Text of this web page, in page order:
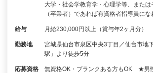
大学・社会学教育学・心理学等、また
（卒業者）であれば有資格者指導員に
給与 月給230,000円以上（賞与年2ヶ月分）
勤務地
宮城県仙台市泉区中央3丁目／仙台市地
駅」より徒歩5分
応募資格
無資格OK・ブランクある方もOK ★男